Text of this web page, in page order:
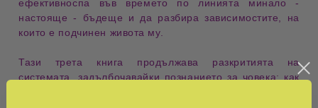
ефективноспа във времето по линията минало -
настояще - бъдеще и да разбира зависимостите, на
които е подчинен живота му.
Тази трета книга продължава разкритията на
системата, задълбочавайки познанието за човека: как